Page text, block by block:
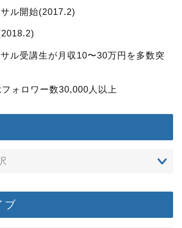
ル開始(2017.2)
ル受講生が月収10〜30万円を多数突
ォロワー数30,000人以上
ブ